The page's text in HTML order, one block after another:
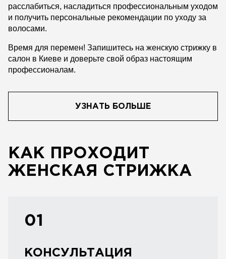
расслабиться, насладиться профессиональным уходом
и получить персональные рекомендации по уходу за
волосами.
Время для перемен! Запишитесь на женскую стрижку в
салон в Киеве и доверьте свой образ настоящим
профессионалам.
УЗНАТЬ БОЛЬШЕ
КАК ПРОХОДИТ
ЖЕНСКАЯ СТРИЖКА
01
КОНСУЛЬТАЦИЯ